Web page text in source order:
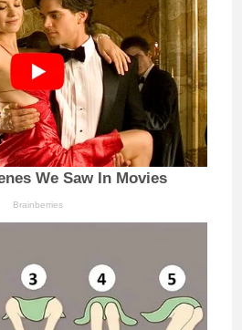
We Saw In Movies
Brainberries